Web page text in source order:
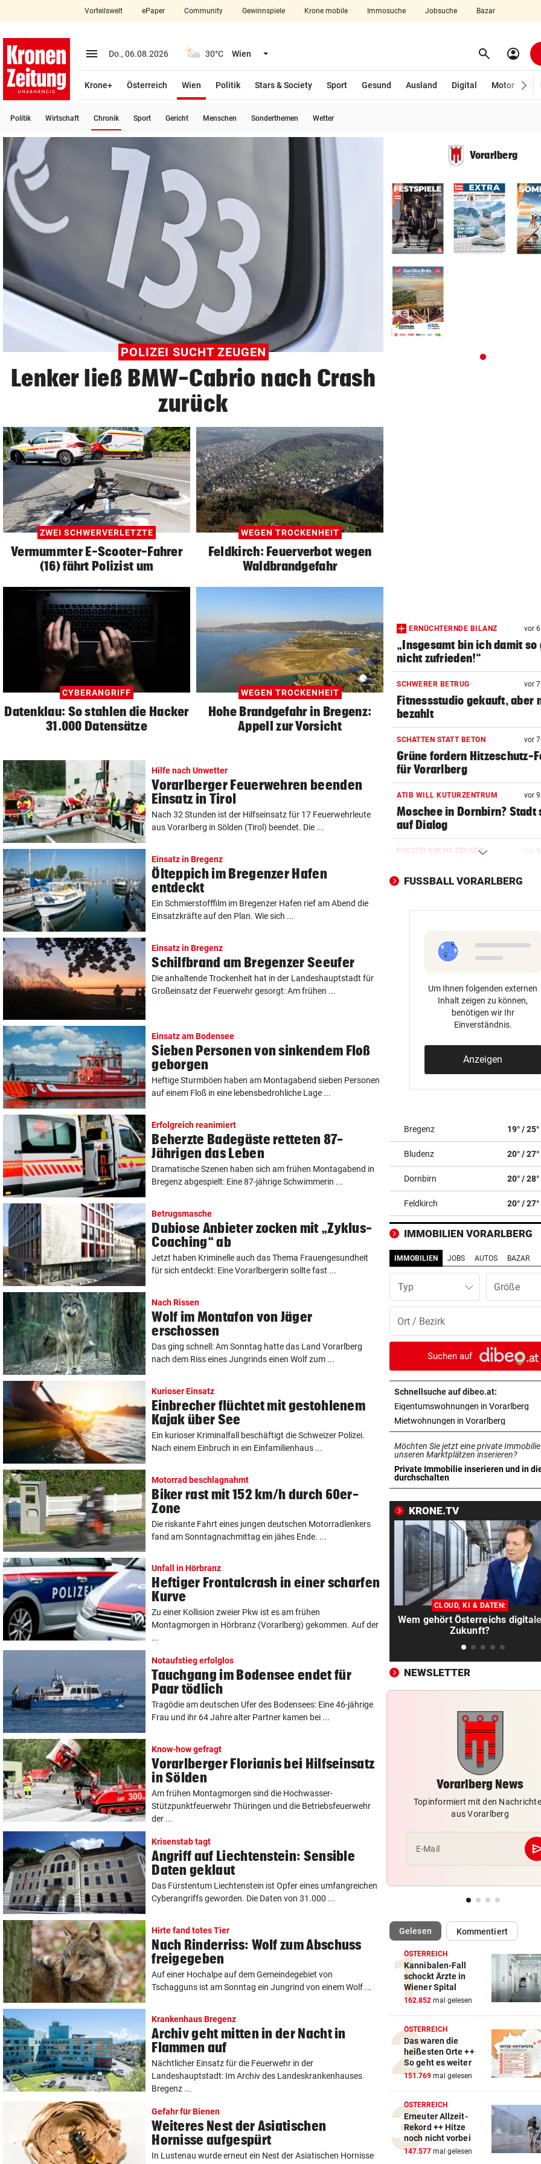
closeSchließen
account_circle Anmelden
arrow_right
bookmark Merkliste
search
Suchbegriff
eingeben
© Krone Multimedia GmbH & Co KG 2026
Muthgasse 2, 1190 Wien
Vorteilswelt ePaper Community Gewinnspiele Krone mobile Immosuche Jobsuche Bazar
menu Menü aufklappen
Do., 06.08.2026 30°C Wien Menü aufklappen search Suchen
account_circle
Krone+ Österreich Wien
Politik
Stars & Society Sport Gesund Ausland Digital Motor
Politik Wirtschaft Chronik Sport Gericht Menschen Sonderthemen Wetter
POLIZEI SUCHT ZEUGEN
Lenker ließ BMW-Cabrio nach Crash
zurück
ZWEI SCHWERVERLETZTE
Vermummter E-Scooter-Fahrer
(16) fährt Polizist um
WEGEN TROCKENHEIT
Feldkirch: Feuerverbot wegen
Waldbrandgefahr
CYBERANGRIFF
Datenklau: So stahlen die Hacker
31.000 Datensätze
WEGEN TROCKENHEIT
Hohe Brandgefahr in Bregenz:
Appell zur Vorsicht
Hilfe nach Unwetter
Vorarlberger Feuerwehren beenden
Einsatz in Tirol
Nach 32 Stunden ist der Hilfseinsatz für 17 Feuerwehrleute
aus Vorarlberg in Sölden (Tirol) beendet. Die ...
Einsatz in Bregenz
Ölteppich im Bregenzer Hafen
entdeckt
Ein Schmierstofffilm im Bregenzer Hafen rief am Abend die
Einsatzkräfte auf den Plan. Wie sich ...
Einsatz in Bregenz
Schilfbrand am Bregenzer Seeufer
Die anhaltende Trockenheit hat in der Landeshauptstadt für
Großeinsatz der Feuerwehr gesorgt: Am frühen ...
Einsatz am Bodensee
Sieben Personen von sinkendem Floß
geborgen
Heftige Sturmböen haben am Montagabend sieben Personen
auf einem Floß in eine lebensbedrohliche Lage ...
Erfolgreich reanimiert
Beherzte Badegäste retteten 87-
Jährigen das Leben
Dramatische Szenen haben sich am frühen Montagabend in
Bregenz abgespielt: Eine 87-jährige Schwimmerin ...
Betrugsmasche
Dubiose Anbieter zocken mit „Zyklus-
Coaching“ ab
Jetzt haben Kriminelle auch das Thema Frauengesundheit
für sich entdeckt: Eine Vorarlbergerin sollte fast ...
Nach Rissen
Wolf im Montafon von Jäger
erschossen
Das ging schnell: Am Sonntag hatte das Land Vorarlberg
nach dem Riss eines Jungrinds einen Wolf zum ...
Kurioser Einsatz
Einbrecher flüchtet mit gestohlenem
Kajak über See
Ein kurioser Kriminalfall beschäftigt die Schweizer Polizei.
Nach einem Einbruch in ein Einfamilienhaus ...
Motorrad beschlagnahmt
Biker rast mit 152 km/h durch 60er-
Zone
Die riskante Fahrt eines jungen deutschen Motorradlenkers
fand am Sonntagnachmittag ein jähes Ende. ...
Unfall in Hörbranz
Heftiger Frontalcrash in einer scharfen
Kurve
Zu einer Kollision zweier Pkw ist es am frühen
Montagmorgen in Hörbranz (Vorarlberg) gekommen. Auf der
...
Notaufstieg erfolglos
Tauchgang im Bodensee endet für
Paar tödlich
Tragödie am deutschen Ufer des Bodensees: Eine 46-jährige
Frau und ihr 64 Jahre alter Partner kamen bei ...
Know-how gefragt
Vorarlberger Florianis bei Hilfseinsatz
in Sölden
Am frühen Montagmorgen sind die Hochwasser-
Stützpunktfeuerwehr Thüringen und die Betriebsfeuerwehr
der ...
Krisenstab tagt
Angriff auf Liechtenstein: Sensible
Daten geklaut
Das Fürstentum Liechtenstein ist Opfer eines umfangreichen
Cyberangriffs geworden. Die Daten von 31.000 ...
Hirte fand totes Tier
Nach Rinderriss: Wolf zum Abschuss
freigegeben
Auf einer Hochalpe auf dem Gemeindegebiet von
Tschagguns ist am Sonntag ein Jungrind von einem Wolf ...
Krankenhaus Bregenz
Archiv geht mitten in der Nacht in
Flammen auf
Nächtlicher Einsatz für die Feuerwehr in der
Landeshauptstadt: Im Archiv des Landeskrankenhauses
Bregenz ...
Gefahr für Bienen
Weiteres Nest der Asiatischen
Hornisse aufgespürt
In Lustenau wurde erneut ein Nest der Asiatischen Hornisse
Vorarlberg
ERNÜCHTERNDE BILANZ vor
„Insgesamt bin ich damit so
nicht zufrieden!“
SCHWERER BETRUG vor
Fitnessstudio gekauft, aber
bezahlt
SCHATTEN STATT BETON vor
Grüne fordern Hitzeschutz-
für Vorarlberg
ATIB WILL KUTURZENTRUM vor
Moschee in Dornbirn? Stadt
auf Dialog
POLIZEI SUCHT ZEUGEN vor
Crash zurück
ZWEI SCHWERVERLETZTE
(16) fährt Polizist um
SANIERUNGSOFFENSIVE
Baustellen im Ländle
WEGEN TROCKENHEIT vor 14
PILOTPROJEKT vor 15
Neue Pfandstationen helfen
Umwelt und Menschen
„TEAM VORARLBERG“ TOP vor
Tobi Nolde fliegt auf
ins Gelbe Trikot
BILYK UND HERBURGER vor 16
Das Schaulaufen der Stars
Sommercup in Hard
Russe importierte kiloweise
Cannabis aus den USA
TALENTE ÜBERZEUGEN vor 18
Stuttgarts Sportboss
von Ländle-Duo
AUF ERFOLGSKURS vor 19
Doppelmayr zog Megaauftrag
Guatemala an Land
CYBERANGRIFF
Datenklau: So stahlen die
31.000 Datensätze
Vor 13 Jahren fand Flo in
die große Liebe
WEGEN TROCKENHEIT vor
Hohe Brandgefahr in Bregenz:
Appell zur Vorsicht
LAND ZAHLT AUS
20 Millionen Euro Soforthilfe
„gescheitertes Tarifmodell“
FUSSBALL VORARLBERG
Um Ihnen folgenden externen
Inhalt zeigen zu können,
benötigen wir Ihr
Einverständnis.
Anzeigen
Bregenz 19° / 25°
Bludenz 20° / 27°
Dornbirn 20° / 28°
Feldkirch 20° / 27°
IMMOBILIEN VORARLBERG
IMMOBILIEN JOBS AUTOS BAZAR
Typ
Suchen auf
Schnellsuche auf dibeo.at:
Eigentumswohnungen in Vorarlberg
Mietwohnungen in Vorarlberg
Möchten Sie jetzt eine private
unseren Marktplätzen inserieren?
Private Immobilie inserieren und in
durchschalten
in neuem Tab öffnen
KRONE.TV
CLOUD, KI & DATEN:
Wem gehört Österreichs digitale
Zukunft?
NEWSLETTER
Vorarlberg News
Topinformiert mit den
aus Vorarlberg
E-Mail
Gelesen(ausgewählt)Kommentiert
ÖSTERREICH
Kannibalen-Fall
schockt Ärzte in
Wiener Spital
162.852 mal gelesen
ÖSTERREICH
Das waren die
heißesten Orte ++
So geht es weiter
151.769 mal gelesen
ÖSTERREICH
Erneuter Allzeit-
Rekord ++ Hitze
noch nicht vorbei
147.577 mal gelesen